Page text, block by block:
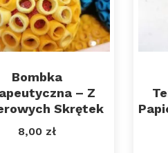
Bombka
– Z
Skrętek
8,00 zł